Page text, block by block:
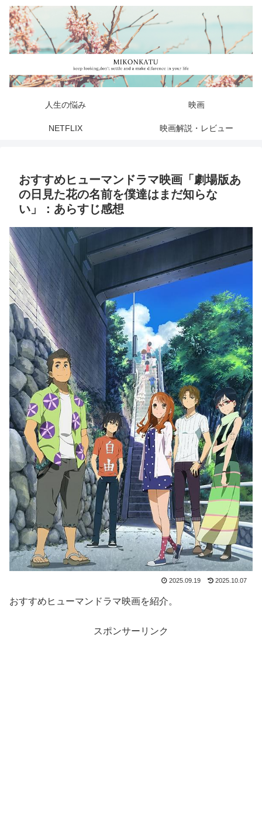
人生の悩み 映画
NETFLIX 映画解説・レビュー
おすすめヒューマンドラマ映画「劇場版あ
の日見た花の名前を僕達はまだ知らな
い」：あらすじ感想
2025.09.19 2025.10.07
おすすめヒューマンドラマ映画を紹介。
スポンサーリンク